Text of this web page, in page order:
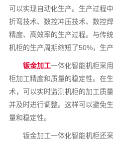
可以实现自动化生产。生产过程
折弯技术、数控冲压技术、数控
精度、高效率的生产过程。与传
机柜的生产周期缩短了50%，生
钣金加工一体化智能机柜采
柜加工精度和质量的稳定性。在
术，可以实时监测机柜的加工质
并及时进行调整。这样可以避免
量和稳定性。
钣金加工一体化智能机柜还